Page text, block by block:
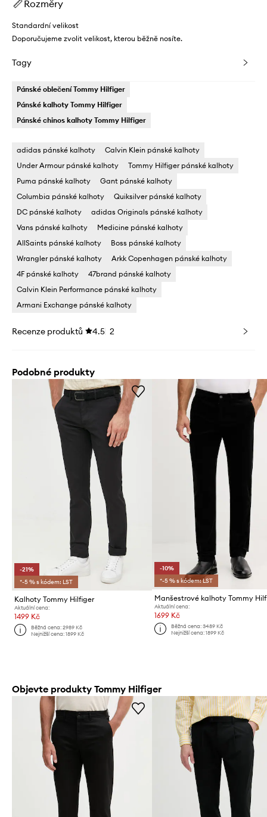
Rozměry
Standardní velikost
Doporučujeme zvolit velikost, kterou běžně nosíte.
Tagy
Pánské oblečení Tommy Hilfiger
Pánské kalhoty Tommy Hilfiger
Pánské chinos kalhoty Tommy Hilfiger
adidas pánské kalhoty
Calvin Klein pánské kalhoty
Under Armour pánské kalhoty
Tommy Hilfiger pánské kalhoty
Puma pánské kalhoty
Gant pánské kalhoty
Columbia pánské kalhoty
Quiksilver pánské kalhoty
DC pánské kalhoty
adidas Originals pánské kalhoty
Vans pánské kalhoty
Medicine pánské kalhoty
AllSaints pánské kalhoty
Boss pánské kalhoty
Wrangler pánské kalhoty
Arkk Copenhagen pánské kalhoty
4F pánské kalhoty
47brand pánské kalhoty
Calvin Klein Performance pánské kalhoty
Armani Exchange pánské kalhoty
Recenze produktů 4.5 2
Podobné produkty
-21%
*-5 % s kódem: LST
Kalhoty Tommy Hilfiger
Aktuální cena:
1499 Kč
Běžná cena:2989 Kč
Nejnižší cena:1899 Kč
-10%
*-5 % s kódem: LST
Manšestrové kalhoty Tommy
Aktuální cena:
1699 Kč
Běžná cena: 3489 Kč
Nejnižší cena: 1899 Kč
Objevte produkty Tommy Hilfiger